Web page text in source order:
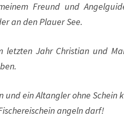
Freund und
an den Plauer See.
letzten Jahr Christian und
und ein Altangler ohne Schein
angeln darf!